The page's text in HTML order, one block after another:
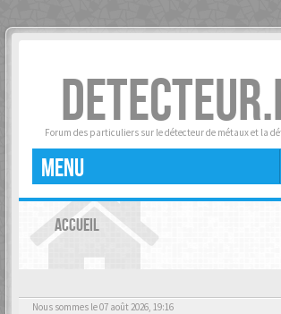
Forum des particuliers sur le détecteur de métaux et la
MENU
ACCUEIL
Nous sommes le 07 août 2026, 19:16